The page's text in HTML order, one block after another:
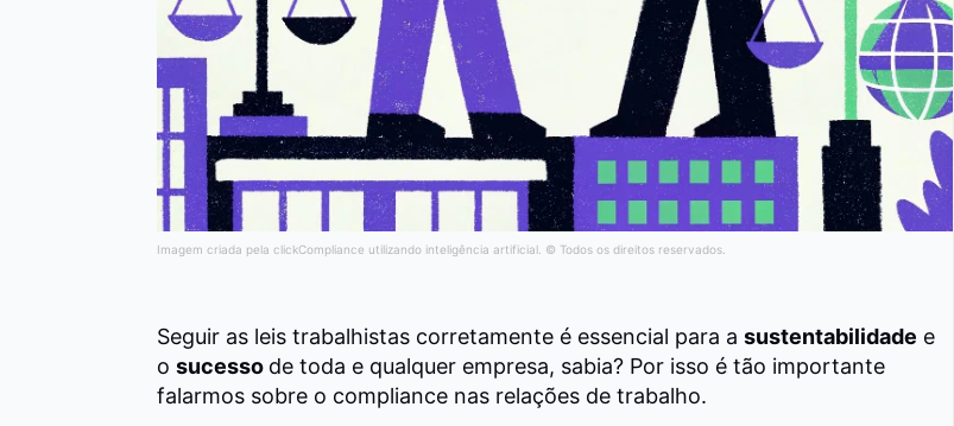
Imagem criada pela clickCompliance utilizando inteligência artificial. © Todos os direitos reservados.
Seguir as leis trabalhistas corretamente é essencial para a sustentabilidade e
o sucesso de toda e qualquer empresa, sabia? Por isso é tão importante
falarmos sobre o compliance nas relações de trabalho.